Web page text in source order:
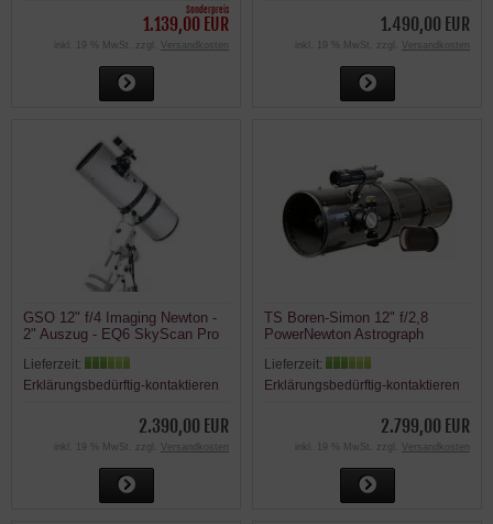
Sonderpreis
1.139,00 EUR
inkl. 19 % MwSt. zzgl. Versandkosten
1.490,00 EUR
inkl. 19 % MwSt. zzgl. Versandkosten
GSO 12" f/4 Imaging Newton -
2" Auszug - EQ6 SkyScan Pro
Lieferzeit:
Erklärungsbedürftig-kontaktieren
2.390,00 EUR
inkl. 19 % MwSt. zzgl. Versandkosten
TS Boren-Simon 12" f/2,8
PowerNewton Astrograph
Lieferzeit:
Erklärungsbedürftig-kontaktieren
2.799,00 EUR
inkl. 19 % MwSt. zzgl. Versandkosten